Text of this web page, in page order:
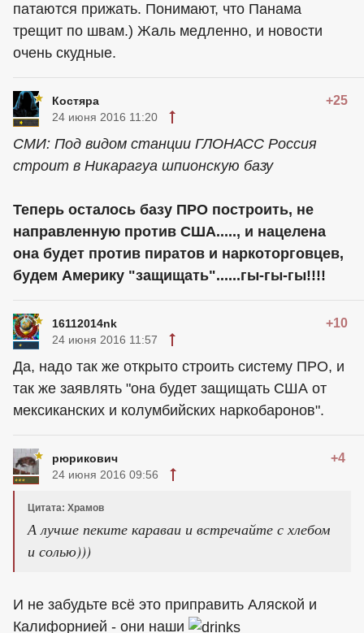
патаются прижать. Понимают, что Панама
трещит по швам.) Жаль медленно, и новости
очень скудные.
Костяра +25
24 июня 2016 11:20
СМИ: Под видом станции ГЛОНАСС Россия
строит в Никарагуа шпионскую базу
Теперь осталось базу ПРО построить, не
направленную против США....., и нацелена
она будет против пиратов и наркоторговцев,
будем Америку "защищать"......гы-гы-гы!!!!
16112014nk +10
24 июня 2016 11:57
Да, надо так же открыто строить систему ПРО, и
так же заявлять "она будет защищать США от
мексиканских и колумбийских наркобаронов".
рюрикович +4
24 июня 2016 09:56
Цитата: Храмов
А лучше пеките караваи и встречайте с хлебом
и солью)))
И не забудьте всё это приправить Аляской и
Калифорнией - они наши